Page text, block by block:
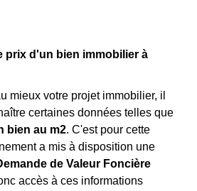
prix d'un bien immobilier à
mieux votre projet immobilier, il
certaines données telles que
bien au m2. C'est pour cette
a mis à disposition une
de Valeur Foncière
accès à ces informations